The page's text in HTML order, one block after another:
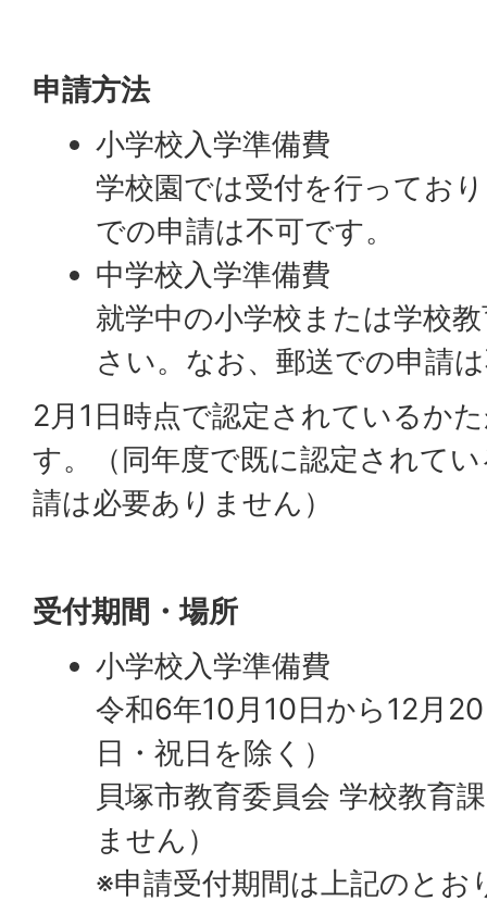
申請方法
小学校入学準備費
学校園では受付を行ってお
での申請は不可です。
中学校入学準備費
就学中の小学校または学校
さい。なお、郵送での申請
2月1日時点で認定されているか
す。（同年度で既に認定されて
請は必要ありません）
受付期間・場所
小学校入学準備費
令和6年10月10日から12月
日・祝日を除く）
貝塚市教育委員会 学校教育
ません）
※申請受付期間は上記のとお